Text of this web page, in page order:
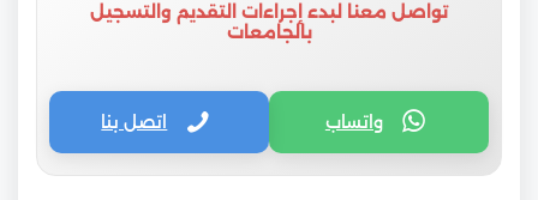
تواصل معنا لبدء إجراءات التقديم والتسجيل
بالجامعات
واتساب اتصل بنا